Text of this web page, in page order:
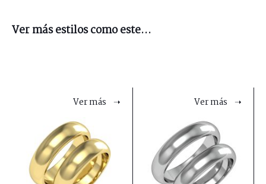
Ver más estilos como este...
Ver más ➝ Ver más ➝